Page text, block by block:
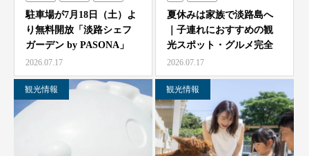
シェフガーデン
駐車場が7月18日（土）よ
り無料開放「淡路シェフ
ガーデン by PASONA」
「Ladyb…
2026.07.17
農家レストラン「陽・燦燦」
シェフガーデン
ニジゲンノモリ
夏休みは家族で淡路島へ
｜子連れにおすすめの観
光スポット・グルメ完全
ガイド
2026.07.17
観光情報 観光情報